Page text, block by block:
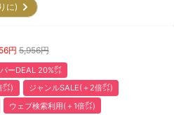
りに)
円 5,956円
ーDEAL 20%㌽
㌽)
ジャンルSALE(＋2倍㌽)
ウェブ検索利用(＋1倍㌽)